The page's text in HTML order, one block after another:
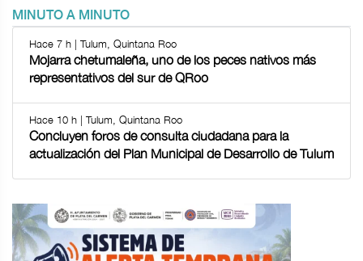
MINUTO A MINUTO
Hace 7 h | Tulum, Quintana Roo
Mojarra chetumaleña, uno de los peces nativos más
representativos del sur de QRoo
Hace 10 h | Tulum, Quintana Roo
Concluyen foros de consulta ciudadana para la
actualización del Plan Municipal de Desarrollo de Tulum